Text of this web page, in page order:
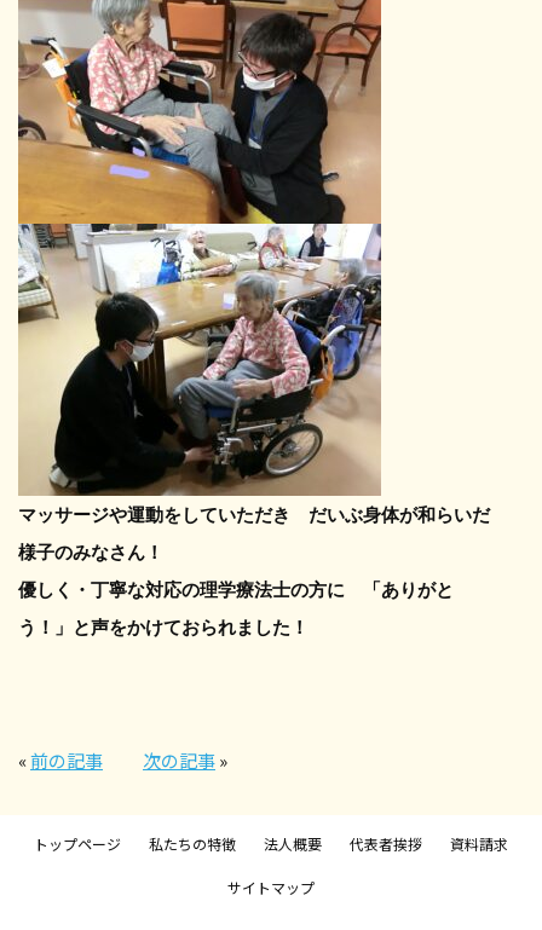
マッサージや運動をしていただき だいぶ身体が和らいだ
様子のみなさん！
優しく・丁寧な対応の理学療法士の方に 「ありがと
う！」と声をかけておられました！
«前の記事 次の記事»
トップページ 私たちの特徴 法人概要 代表者挨拶 資料請求
サイトマップ